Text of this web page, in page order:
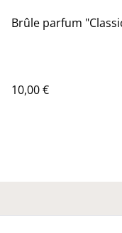
Brûle parfum
10,00 €